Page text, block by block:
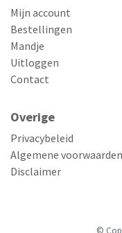
Mijn account
Bestellingen
Mandje
Uitloggen
Contact
Overige
Privacybeleid
Algemene voorwaarden
Disclaimer
©